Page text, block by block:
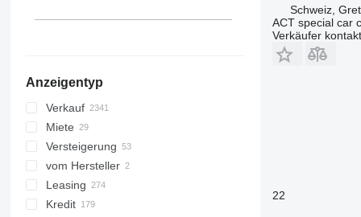
Anzeigentyp
Verkauf
Miete
Versteigerung
vom Hersteller
Leasing
Kredit
Schweiz,
ACT special car
Verkäufer
22